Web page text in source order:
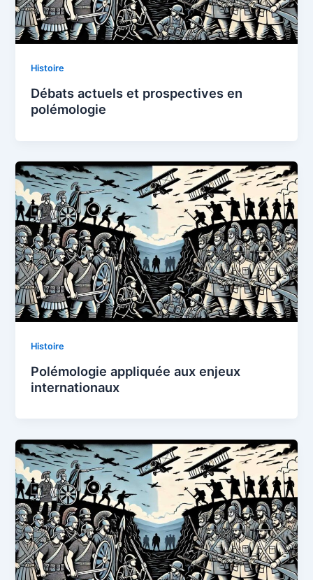
Histoire
Débats actuels et prospectives en
polémologie
Histoire
Polémologie appliquée aux enjeux
internationaux